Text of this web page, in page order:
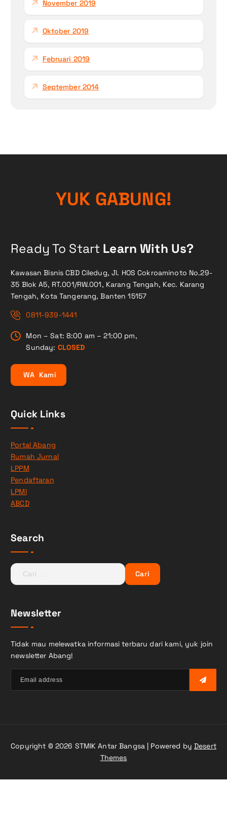
November 2019
Oktober 2019
Februari 2019
September 2014
YUK GABUNG!
Ready To Start Learn With Us?
Kawasan Bisnis CBD Ciledug, Jl. HOS Cokroaminoto No.29-
35 Blok A5, RT.001/RW.001, Karang Tengah, Kec. Karang
Tengah, Kota Tangerang, Banten 15157
0811-939-1441
Mon – Sat: 8:00 am – 21:00 pm,
Sunday: CLOSED
WA Kami
Quick Links
Portal Abang
Rumah Jurnal
LPPM
Pendaftaran
LPMI
ABCD
Search
C
a
u
n
Newsletter
Tidak mau melewatka informasi terbaru dari kami, yuk join
newsletter Abang!
Copyright © 2026 STMIK Antar Bangsa | Powered byDesert
Themes